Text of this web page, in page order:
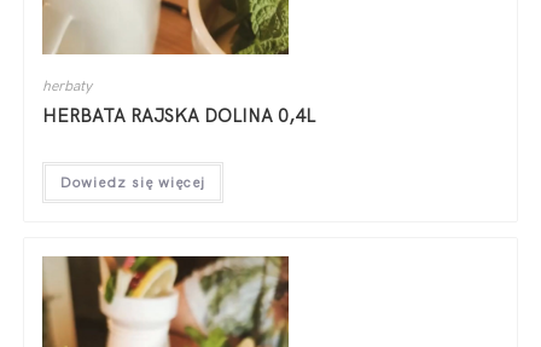
herbaty
HERBATA RAJSKA DOLINA 0,4L
Dowiedz się więcej